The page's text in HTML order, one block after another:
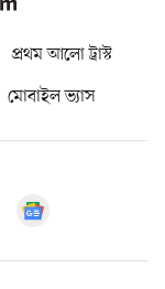
প্রথম আলো ট্রাস্ট
মোবাইল ভ্যাস